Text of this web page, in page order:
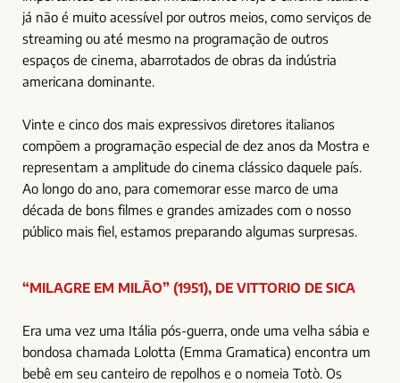
já não é muito acessível por outros meios, como serviços de
streaming ou até mesmo na programação de outros
espaços de cinema, abarrotados de obras da indústria
americana dominante.
Vinte e cinco dos mais expressivos diretores italianos
compõem a programação especial de dez anos da Mostra e
representam a amplitude do cinema clássico daquele país.
Ao longo do ano, para comemorar esse marco de uma
década de bons filmes e grandes amizades com o nosso
público mais fiel, estamos preparando algumas surpresas.
“MILAGRE EM MILÃO” (1951), DE VITTORIO DE SICA
Era uma vez uma Itália pós-guerra, onde uma velha sábia e
bondosa chamada Lolotta (Emma Gramatica) encontra um
bebê em seu canteiro de repolhos e o nomeia Totò. Os